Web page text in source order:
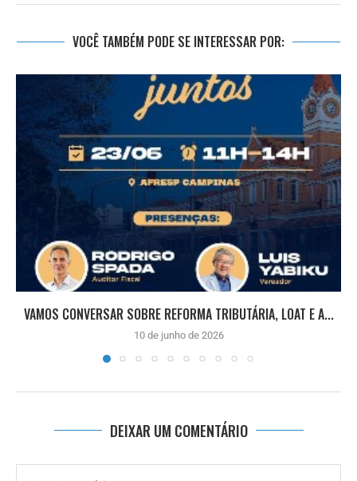
VOCÊ TAMBÉM PODE SE INTERESSAR POR:
VAMOS CONVERSAR SOBRE REFORMA TRIBUTÁRIA, LOAT E A...
10 de junho de 2026
DEIXAR UM COMENTÁRIO